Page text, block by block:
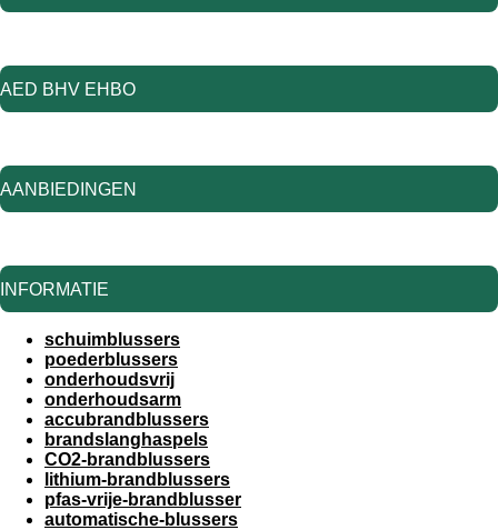
AED BHV EHBO
AANBIEDINGEN
INFORMATIE
schuimblussers
poederblussers
onderhoudsvrij
onderhoudsarm
accubrandblussers
brandslanghaspels
CO2-brandblussers
lithium-brandblussers
pfas-vrije-brandblusser
automatische-blussers